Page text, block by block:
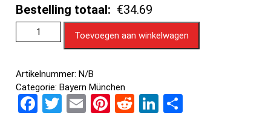
Bestelling totaal: €34.69
Toevoegen aan winkelwagen
Artikelnummer:N/B
Categorie:Bayern München
F
T
E
Pi R
Li